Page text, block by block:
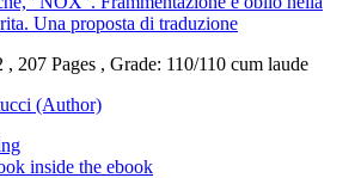
, 207 Pages , Grade: 110/110 cum laude
(Author)
inside the ebook